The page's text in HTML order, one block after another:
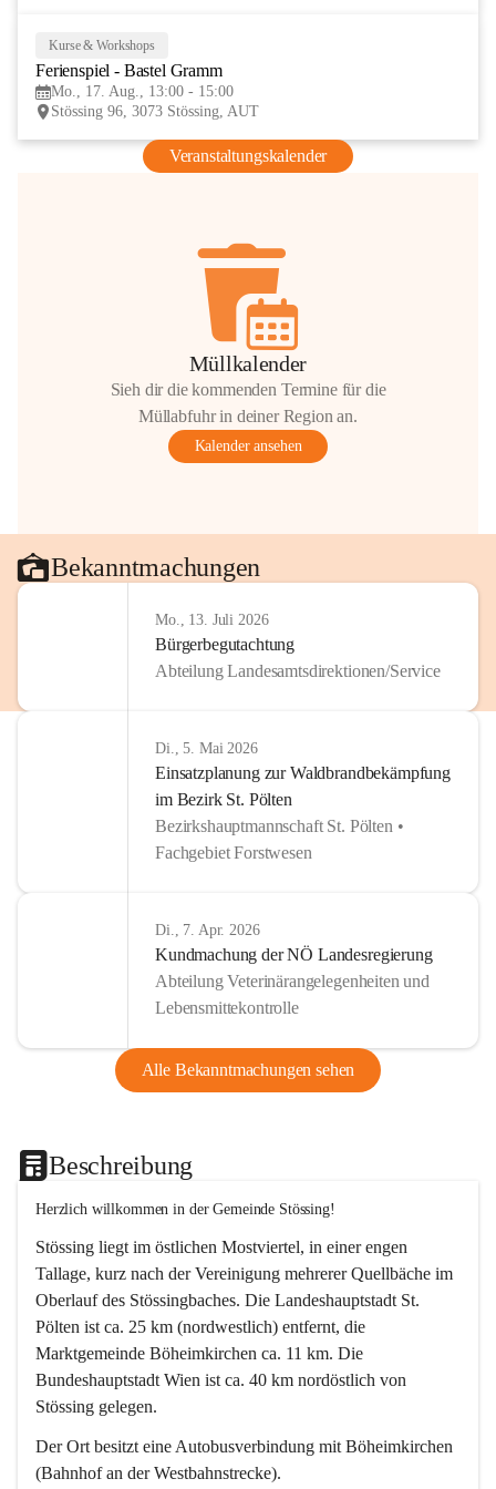
Kurse & Workshops
Ferienspiel - Bastel Gramm
Mo., 17. Aug., 13:00 - 15:00
Stössing 96, 3073 Stössing, AUT
Veranstaltungskalender
Müllkalender
Sieh dir die kommenden Termine für die
Müllabfuhr in deiner Region an.
Kalender ansehen
Bekanntmachungen
Mo., 13. Juli 2026
Bürgerbegutachtung
Abteilung Landesamtsdirektionen/Service
Di., 5. Mai 2026
Einsatzplanung zur Waldbrandbekämpfung
im Bezirk St. Pölten
Bezirkshauptmannschaft St. Pölten •
Fachgebiet Forstwesen
Di., 7. Apr. 2026
Kundmachung der NÖ Landesregierung
Abteilung Veterinärangelegenheiten und
Lebensmittekontrolle
Alle Bekanntmachungen sehen
Beschreibung
Herzlich willkommen in der Gemeinde Stössing!
Stössing liegt im östlichen Mostviertel, in einer engen
Tallage, kurz nach der Vereinigung mehrerer Quellbäche im
Oberlauf des Stössingbaches. Die Landeshauptstadt St.
Pölten ist ca. 25 km (nordwestlich) entfernt, die
Marktgemeinde Böheimkirchen ca. 11 km. Die
Bundeshauptstadt Wien ist ca. 40 km nordöstlich von
Stössing gelegen.
Der Ort besitzt eine Autobusverbindung mit Böheimkirchen
(Bahnhof an der Westbahnstrecke).